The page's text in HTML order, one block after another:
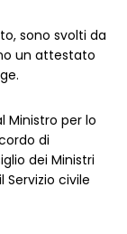
sono svolti da
un attestato
Ministro per lo
di
dei Ministri
civile